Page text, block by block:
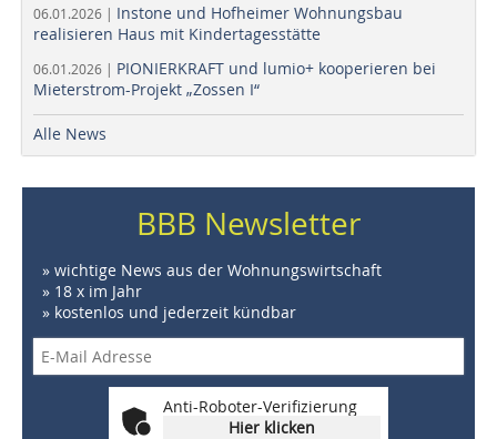
06.01.2026 | Instone und Hofheimer Wohnungsbau
realisieren Haus mit Kindertagesstätte
06.01.2026 | PIONIERKRAFT und lumio+ kooperieren bei
Mieterstrom-Projekt „Zossen I“
Alle News
BBB Newsletter
» wichtige News aus der Wohnungswirtschaft
» 18 x im Jahr
» kostenlos und jederzeit kündbar
Anti-Roboter-Verifizierung
Hier klicken